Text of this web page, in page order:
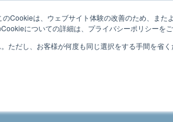
Cookieは、ウェブサイト体験の改善のため、また
についての詳細は、プライバシーポリシーをご
ただし、お客様が何度も同じ選択をする手間を省